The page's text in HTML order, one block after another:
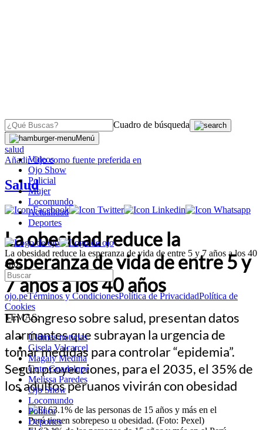
Cuadro de búsqueda
Menú
Videos
Ojo Show
Policial
Mujer
Locomundo
Actualidad
Deportes
La obesidad reduce la esperanza de vida de entre 5 y 7 años a los 40
años
ojo.peTérminos y CondicionesPolítica de PrivacidadPolítica de
Cookies
TEMAS:
Últimas noticias
Gisela Valcarcel
Magaly Medina
Cuto Guadalupe
Melissa Paredes
Ojo Show
Locomundo
Política
Deportes
OJO
salud
AñadirOjocomo fuente preferida en
Salud
La obesidad reduce la
esperanza de vida de entre 5 y
7 años a los 40 años
En Congreso sobre salud, presentan datos
alarmantes que subrayan la urgencia de
tomar medidas para controlar “epidemia”.
Según proyecciones, para el 2035, el 35% de
los adultos peruanos vivirán con obesidad